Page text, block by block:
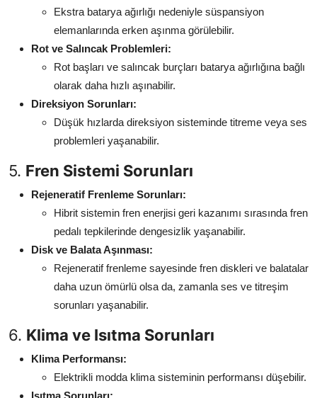
Ekstra batarya ağırlığı nedeniyle süspansiyon
elemanlarında erken aşınma görülebilir.
Rot ve Salıncak Problemleri:
Rot başları ve salıncak burçları batarya ağırlığına bağlı
olarak daha hızlı aşınabilir.
Direksiyon Sorunları:
Düşük hızlarda direksiyon sisteminde titreme veya ses
problemleri yaşanabilir.
5. Fren Sistemi Sorunları
Rejeneratif Frenleme Sorunları:
Hibrit sistemin fren enerjisi geri kazanımı sırasında fren
pedalı tepkilerinde dengesizlik yaşanabilir.
Disk ve Balata Aşınması:
Rejeneratif frenleme sayesinde fren diskleri ve balatalar
daha uzun ömürlü olsa da, zamanla ses ve titreşim
sorunları yaşanabilir.
6. Klima ve Isıtma Sorunları
Klima Performansı:
Elektrikli modda klima sisteminin performansı düşebilir.
Isıtma Sorunları: